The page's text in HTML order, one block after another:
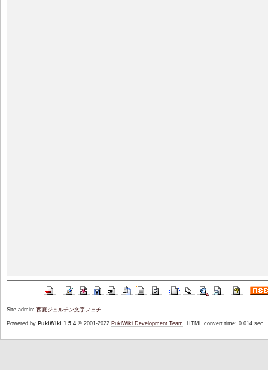
Site admin: 西夏ジュルチン文字フェチ
Powered by PukiWiki 1.5.4© 2001-2022 PukiWiki Development Team. HTML convert time: 0.014 sec.